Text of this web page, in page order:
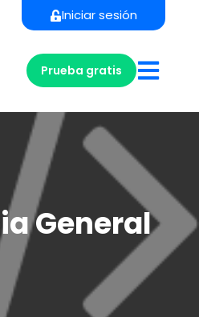
Iniciar sesión
Prueba gratis
General